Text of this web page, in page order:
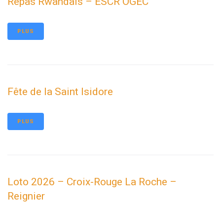
PLUS
Fête de la Saint Isidore
PLUS
Loto 2026 – Croix-Rouge La Roche –
Reignier